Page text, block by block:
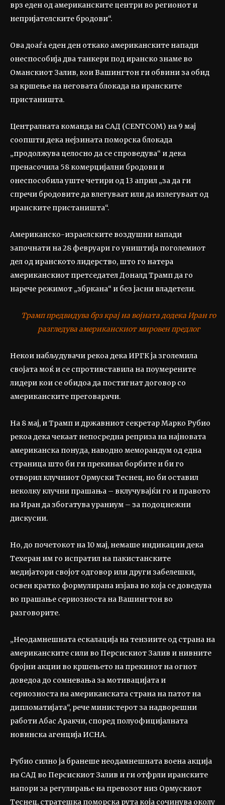
врз еден од американските центри во регионот и
непријателските бродови“.
Ова доаѓа еден ден откако американските напади
онеспособија два танкери под иранско знаме во
Оманскиот Залив, кои Вашингтон ги обвини за обид
за кршење на неговата блокада на иранските
пристаништа.
Централната команда на САД (CENTCOM) на 9 мај
соопшти дека нејзината поморска блокада
„продолжува целосно да се спроведува“ и дека
пренасочила 58 комерцијални бродови и
онеспособила уште четири од 13 април „за да ги
спречи бродовите да влегуваат или да излегуваат од
иранските пристаништа“.
Американско-израелските воздушни напади
започнати на 28 февруари го уништија поголемиот
дел од иранското лидерство, што го натера
американскиот претседател Доналд Трамп да го
нарече режимот „збркана“ и без јасни владетели.
Трамп предвидува брз крај на војната додека Иран го
разгледува американскиот мировен предлог
Некои набљудувачи рекоа дека ИРГК ја зголемила
својата моќ и се спротивставила на поумерените
лидери кои се обидоа да постигнат договор со
американските преговарачи.
На 8 мај, и Трамп и државниот секретар Марко Рубио
рекоа дека чекаат непосредна реприза на најновата
американска понуда, наводно меморандум од една
страница што би ги прекинал борбите и би го
отворил клучниот Ормуски Tеснец, но би оставил
неколку клучни прашања – вклучувајќи го и правото
на Иран да збогатува ураниум – за подоцнежни
дискусии.
Но, до почетокот на 10 мај, немаше индикации дека
Техеран им го испратил на пакистанските
медијатори својот одговор или други забелешки,
освен кратко формулирана изјава во која се доведува
во прашање сериозноста на Вашингтон во
разговорите.
„Неодамнешната ескалација на тензиите од страна на
американските сили во Персискиот Залив и нивните
бројни акции во кршењето на прекинот на огнот
доведоа до сомневања за мотивацијата и
сериозноста на американската страна на патот на
дипломатијата“, рече министерот за надворешни
работи Абас Аракчи, според полуофицијалната
новинска агенција ИСНА.
Рубио силно ја бранеше неодамнешната воена акција
на САД во Персискиот Залив и ги отфрли иранските
напори за регулирање на превозот низ Ормускиот
Tеснец, стратешка поморска рута која сочинува околу